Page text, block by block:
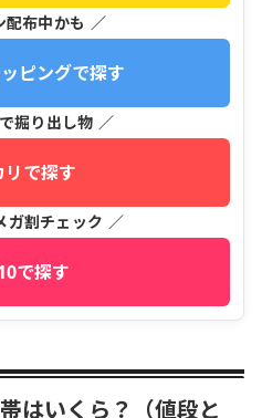
配布中かも ／
ピングで探す
掘り出し物 ／
リで探す
ガ割チェック ／
で探す
はいくら？（値段と